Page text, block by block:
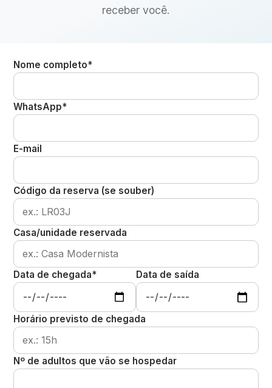
receber você.
Nome completo*
WhatsApp*
E-mail
Código da reserva (se souber)
Casa/unidade reservada
Data de chegada* Data de saída
Horário previsto de chegada
Nº de adultos que vão se hospedar